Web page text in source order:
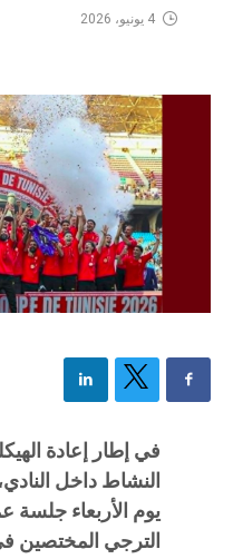
4 يونيو، 2026
في إطار إعادة
النشاط داخل
يوم الأربعاء جلسة
الترجي المختصين